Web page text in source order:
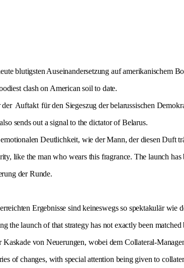
blutigsten Auseinandersetzung auf amerikanischem
clash on American soil to date.
der Auftakt für den Siegeszug der belarussischen
sends out a signal to the dictator of Belarus.
Deutlichkeit, wie der Mann, der diesen Duft
like the man who wears this fragrance. The launch
der Runde.
Ergebnisse sind keineswegs so spektakulär wie
the launch of that strategy has not exactly been matched
Kaskade von Neuerungen, wobei dem Collateral-
of changes, with special attention being given to